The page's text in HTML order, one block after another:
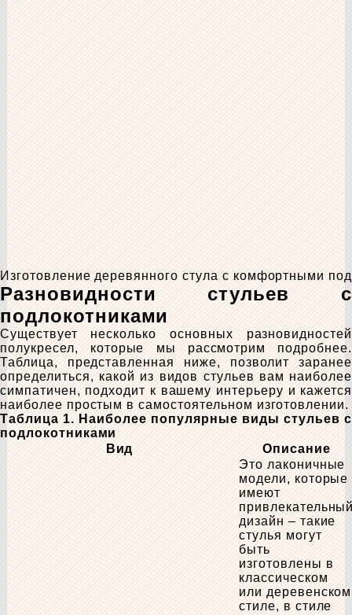
Изготовление деревянного стула с комфортными
Разновидности стульев с
подлокотниками
Существует несколько основных разновидностей
полукресел, которые мы рассмотрим подробнее.
Таблица, представленная ниже, позволит заранее
определиться, какой из видов стульев вам наиболее
симпатичен, подходит к вашему интерьеру и кажется
наиболее простым в самостоятельном изготовлении.
Таблица 1. Наиболее популярные виды стульев с
подлокотниками
Вид
Описание
Это лаконичные
модели, которые
имеют
дизайн – такие
стулья могут
быть
изготовлены в
классическом
или деревенском
стиле, в стиле